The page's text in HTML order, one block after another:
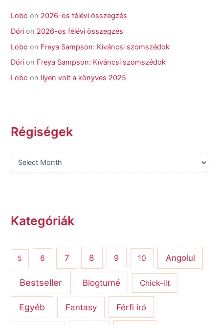
Lobo on 2026-os félévi összegzés
Dóri on 2026-os félévi összegzés
Lobo on Freya Sampson: Kíváncsi szomszédok
Dóri on Freya Sampson: Kíváncsi szomszédok
Lobo on Ilyen volt a könyves 2025
Régiségek
Kategóriák
5 6 7 8 9 10 Angolul
Bestseller Blogturné Chick-lit
Egyéb Fantasy Férfi író